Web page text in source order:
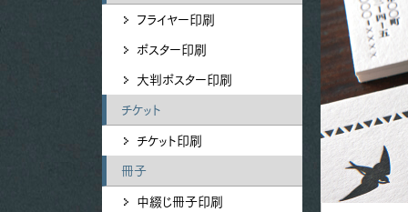
フライヤー印刷
ポスター印刷
大判ポスター印刷
チケット
チケット印刷
冊子
中綴じ冊子印刷